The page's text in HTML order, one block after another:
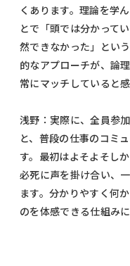
くあります。理論を学
とで「頭では分かって
然できなかった」とい
的なアプローチが、論
常にマッチしていると感
浅野：実際に、全員参
と、普段の仕事のコミ
す。最初はよそよそし
必死に声を掛け合い、
ます。分かりやすく何
のを体感できる仕組み